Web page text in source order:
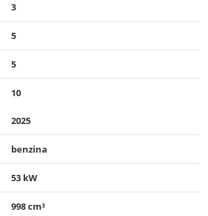
3
5
5
10
2025
benzina
53 kW
998 cm³